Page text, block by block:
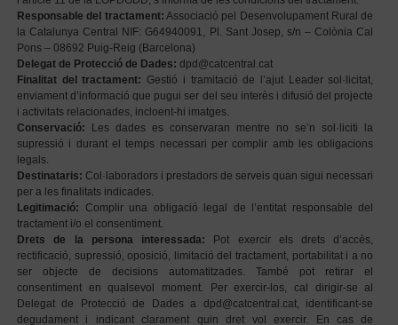
Responsable del tractament: Associació pel Desenvolupament Rural de
la Catalunya Central NIF: G64940091, Pl. Sant Josep, s/n – Colònia Cal
Pons – 08692 Puig-Reig (Barcelona)
Delegat de Protecció de Dades: dpd@catcentral.cat
Finalitat del tractament: Gestió i tramitació de l’ajut Leader sol·licitat,
enviament d’informació que pugui ser del seu interès i difusió del projecte
i activitats relacionades, incloent-hi imatges.
Conservació: Les dades es conservaran mentre no se’n sol·liciti la
supressió i durant el temps necessari per complir amb les obligacions
legals.
Destinataris: Col·laboradors i prestadors de serveis quan sigui necessari
per a les finalitats indicades.
Legitimació:
Complir una obligació legal de l’entitat responsable del
tractament i/o el consentiment.
Drets de la persona interessada: Pot exercir els drets d’accés,
rectificació, supressió, oposició, limitació del tractament, portabilitat i a no
ser objecte de decisions automatitzades. També pot retirar el
consentiment en qualsevol moment. Per exercir-los, cal dirigir-se al
Delegat de Protecció de Dades a dpd@catcentral.cat, identificant-se
degudament i indicant clarament quin dret vol exercir. En cas de